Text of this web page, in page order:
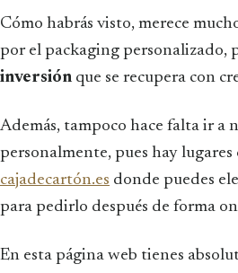
Cómo habrás visto, merece
por el packaging personalizado,
inversión que se recupera con
Además, tampoco hace falta ir a
personalmente, pues hay lugares
cajadecartón.es donde puedes
para pedirlo después de forma
En esta página web tienes